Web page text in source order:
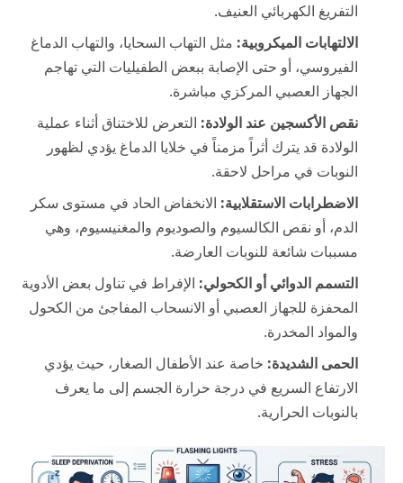
التفريغ الكهربائي العنيف.
الالتهابات الميكروبية: مثل التهاب السحايا، والتهاب الدماغ
الفيروسي، أو حتى الإصابة ببعض الطفيليات التي تهاجم
الجهاز العصبي المركزي مباشرة.
نقص الأكسجين عند الولادة: التعرض للاختناق أثناء عملية
الولادة قد يترك أثراً مزمناً في خلايا الدماغ يؤدي لظهور
النوبات في مراحل لاحقة.
الاضطرابات الاستقلابية: الانخفاض الحاد في مستوى سكر
الدم، أو نقص الكالسيوم والصوديوم والمغنيسيوم، وهي
مسببات شائعة للنوبات العارضة.
التسمم الدوائي أو الكحولي: الإفراط في تناول بعض الأدوية
المحفزة للجهاز العصبي أو الانسحاب المفاجئ من الكحول
والمواد المخدرة.
الحمى الشديدة: خاصة عند الأطفال الصغار، حيث يؤدي
الارتفاع السريع في درجة حرارة الجسم إلى ما يعرف
بالنوبات الحرارية.